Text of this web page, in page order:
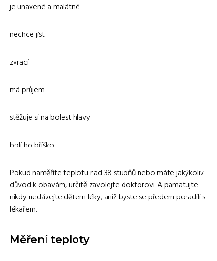
je unavené a malátné
nechce jíst
zvrací
má průjem
stěžuje si na bolest hlavy
bolí ho bříško
Pokud naměříte teplotu nad 38 stupňů nebo máte jakýkoliv
důvod k obavám, určitě zavolejte doktorovi. A pamatujte -
nikdy nedávejte dětem léky, aniž byste se předem poradili s
lékařem.
Měření teploty